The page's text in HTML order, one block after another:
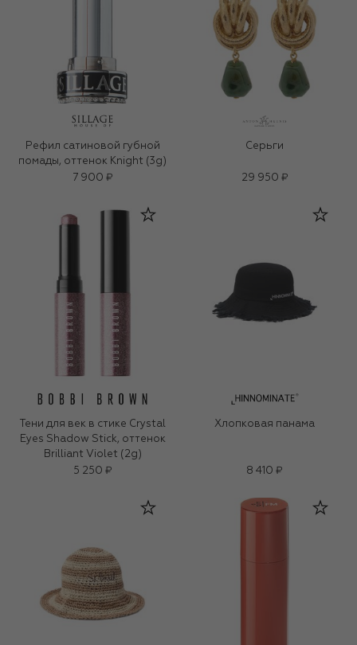
Рефил сатиновой губной
помады, оттенок Knight (3g)
7 900 ₽
Серьги
29 950 ₽
Тени для век в стике Crystal
Eyes Shadow Stick, оттенок
Brilliant Violet (2g)
5 250 ₽
Хлопковая панама
8 410 ₽